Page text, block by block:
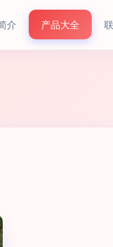
介 产品大全